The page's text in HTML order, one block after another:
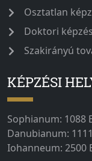
Osztatlan
Doktori
Szakirányú
KÉPZÉSI
Sophianum: 1088
Danubianum:
Iohanneum: 2500